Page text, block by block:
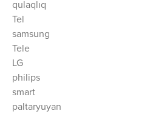
qulaqlıq
Tel
samsung
Tele
LG
philips
smart
paltaryuyan